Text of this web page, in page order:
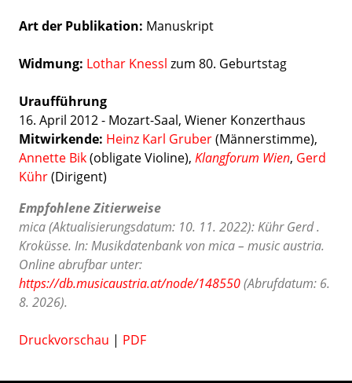
Art der Publikation Manuskript
Widmung: Lothar Knessl zum 80. Geburtstag
Uraufführung
16. April 2012 - Mozart-Saal, Wiener Konzerthaus
Mitwirkende: Heinz Karl Gruber(Männerstimme),
Annette Bik(obligate Violine), Klangforum Wien, Gerd
Kühr(Dirigent)
Empfohlene Zitierweise
mica (Aktualisierungsdatum: 10. 11. 2022): Kühr Gerd .
Kroküsse. In: Musikdatenbank von mica – music austria.
Online abrufbar unter:
https://db.musicaustria.at/node/148550(Abrufdatum: 6.
8. 2026).
Druckvorschau | PDF